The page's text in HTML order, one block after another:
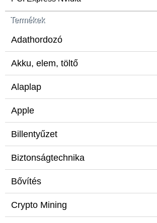
Termékek
Adathordozó
Akku, elem, töltő
Alaplap
Apple
Billentyűzet
Biztonságtechnika
Bővítés
Crypto Mining